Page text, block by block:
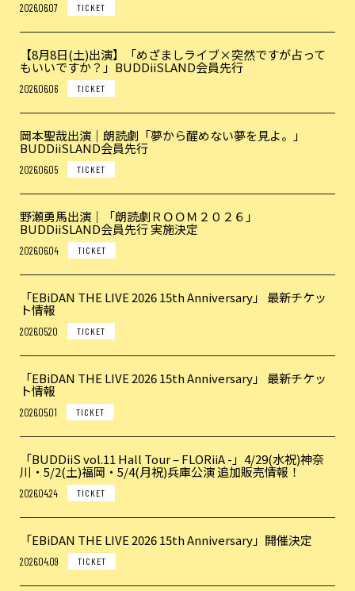
2026.06.07 TICKET
【8月8日(土)出演】「めざましライブ×突然ですが占って
もいいですか？」BUDDiiSLAND会員先行
2026.06.06 TICKET
岡本聖哉出演｜朗読劇「夢から醒めない夢を見よ。」
BUDDiiSLAND会員先行
2026.06.05 TICKET
野瀬勇馬出演｜「朗読劇ＲＯＯＭ２０２６」
BUDDiiSLAND会員先行 実施決定
2026.06.04 TICKET
「EBiDAN THE LIVE 2026 15th Anniversary」 最新チケッ
ト情報
2026.05.20 TICKET
「EBiDAN THE LIVE 2026 15th Anniversary」 最新チケッ
ト情報
2026.05.01 TICKET
「BUDDiiS vol.11 Hall Tour – FLORiiA -」4/29(水祝)神奈
川・5/2(土)福岡・5/4(月祝)兵庫公演 追加販売情報！
2026.04.24 TICKET
「EBiDAN THE LIVE 2026 15th Anniversary」開催決定
2026.04.09 TICKET